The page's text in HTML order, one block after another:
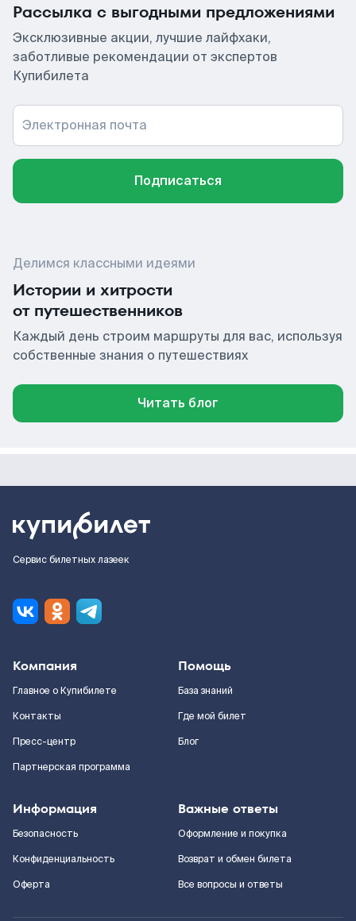
Рассылка с выгодными предложениями
Эксклюзивные акции, лучшие лайфхаки,
заботливые рекомендации от экспертов
Купибилета
Электронная почта
Подписаться
Делимся классными идеями
Истории и хитрости
от путешественников
Каждый день строим маршруты для вас, используя
собственные знания о путешествиях
Читать блог
Сервис билетных лазеек
Компания
Главное о Купибилете
Контакты
Пресс-центр
Партнерская программа
Помощь
База знаний
Где мой билет
Блог
Информация
Безопасность
Конфиденциальность
Оферта
Важные ответы
Оформление и покупка
Возврат и обмен билета
Все вопросы и ответы